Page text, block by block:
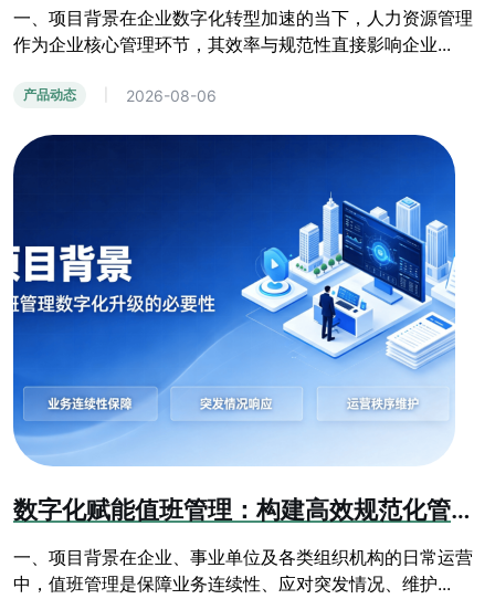
一、项目背景在企业数字化转型加速的当下，人力资源管理
作为企业核心管理环节，其效率与规范性直接影响企业...
产品动态 2026-08-06
数字化赋能值班管理：构建高效规范化管控体系
一、项目背景在企业、事业单位及各类组织机构的日常运营
中，值班管理是保障业务连续性、应对突发情况、维护...